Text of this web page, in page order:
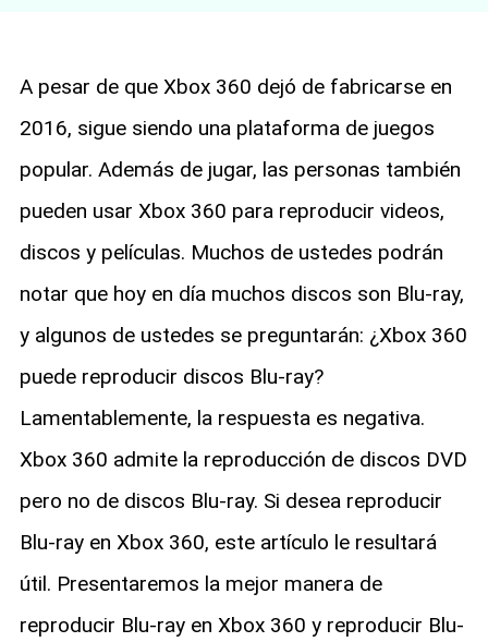
A pesar de que Xbox 360 dejó de fabricarse en
2016, sigue siendo una plataforma de juegos
popular. Además de jugar, las personas también
pueden usar Xbox 360 para reproducir videos,
discos y películas. Muchos de ustedes podrán
notar que hoy en día muchos discos son Blu-ray,
y algunos de ustedes se preguntarán: ¿Xbox 360
puede reproducir discos Blu-ray?
Lamentablemente, la respuesta es negativa.
Xbox 360 admite la reproducción de discos DVD
pero no de discos Blu-ray. Si desea reproducir
Blu-ray en Xbox 360, este artículo le resultará
útil. Presentaremos la mejor manera de
reproducir Blu-ray en Xbox 360 y reproducir Blu-